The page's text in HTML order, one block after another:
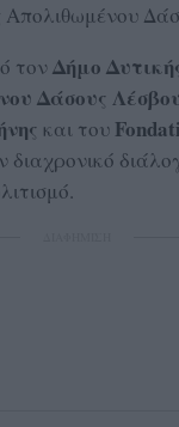
Απολιθωμένου
τον Δήμο
Δάσους
και του
διαχρονικό